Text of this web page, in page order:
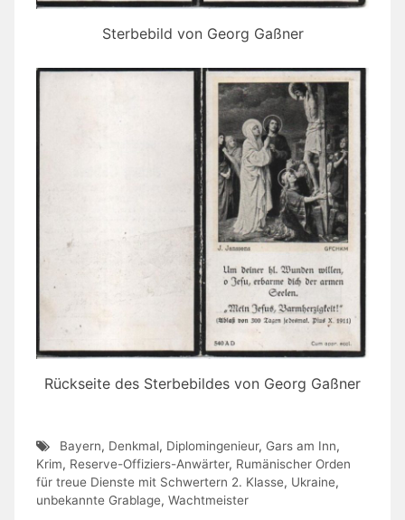
Sterbebild von Georg Gaßner
Rückseite des Sterbebildes von Georg Gaßner
Bayern, Denkmal, Diplomingenieur, Gars am Inn,
Krim, Reserve-Offiziers-Anwärter, Rumänischer Orden
für treue Dienste mit Schwertern 2. Klasse, Ukraine,
unbekannte Grablage, Wachtmeister